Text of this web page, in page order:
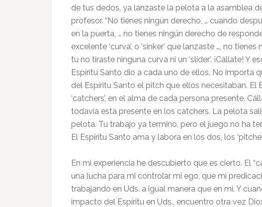
de tus dedos, ya lanzaste la pelota a la asamblea
profesor. “No tienes ningún derecho, … cuando
en la puerta, … no tienes ningún derecho de
excelente ‘curva’, o ‘sinker’ que lanzaste …, no
tu no tiraste ninguna curva ni un ‘slider’. ¡Cállate! Y
Espíritu Santo dio a cada uno de ellos. No importa
del Espíritu Santo el pitch que ellos necesitaban. El
‘catchers’, en el alma de cada persona presente.
todavía esta presente en los catchers. La pelota
pelota. Tu trabajo ya termino, pero el juego no ha
El Espíritu Santo ama y labora en los dos, los
En mi experiencia he descubierto que es cierto. El
una lucha para mi controlar mi ego, que mi
trabajando en Uds. a igual manera que en mi. Y
impacto del Espíritu en Uds., encuentro otra vez